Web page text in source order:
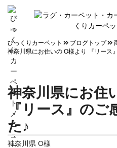
info
びっくりカーペット ブログトップ
神奈川県にお住いの O様より 『リース
神奈川県にお住
『リース』のご
た♪
神奈川県 O様